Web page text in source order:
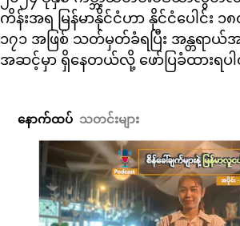
ကိန်းအရ မြန်မာနိုင်ငံဟာ နိုင်ငံပေါင်း
၁၇၁ အဖြစ် သတ်မှတ်ခံရပြီး အန္တရာယ်အ
အဆင့်မှာ ရှိနေတယ်လို့ ဖော်ပြခံထားရပ
နောက်ထပ် သတင်းများ